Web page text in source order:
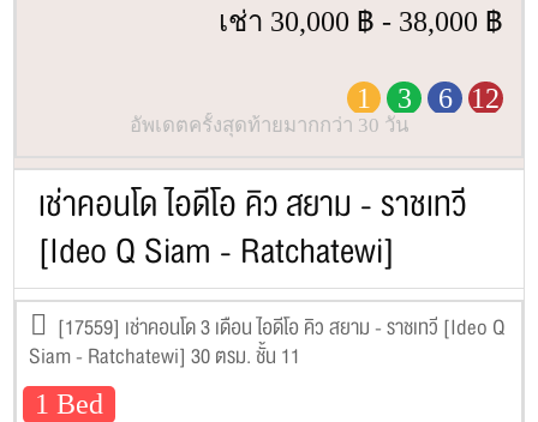
เช่า 30,000 ฿ - 38,000 ฿
1 3 6 12
อัพเดตครั้งสุดท้ายมากกว่า 30 วัน
เช่าคอนโด ไอดีโอ คิว สยาม - ราชเทวี
[Ideo Q Siam - Ratchatewi]
[17559] เช่าคอนโด 3 เดือน ไอดีโอ คิว สยาม - ราชเทวี [Ideo Q
Siam - Ratchatewi] 30 ตรม. ชั้น 11
1 Bed